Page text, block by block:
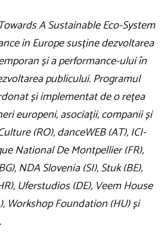
A Sustainable Eco-System
in Europe susține dezvoltarea
și a performance-ului în
publicului. Programul
și implementat de o rețea
europeni, asociații, companii și
(RO), danceWEB (AT), ICI-
National De Montpellier (FR),
NDA Slovenia (SI), Stuk (BE),
Uferstudios (DE), Veem House
Workshop Foundation (HU) și